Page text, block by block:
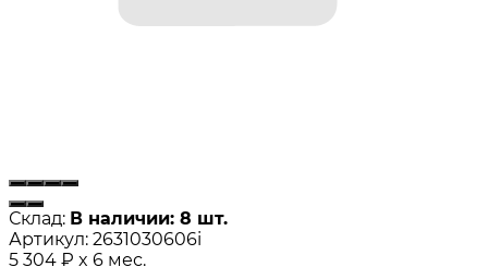
Склад: В наличии: 8 шт.
Артикул: 2631030606i
5 304 ₽ x 6 мес.